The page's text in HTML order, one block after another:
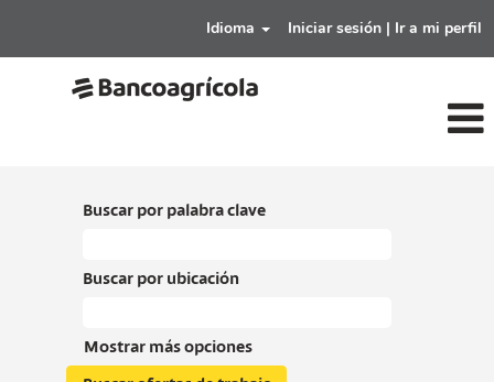
Idioma Iniciar sesión | Ir a mi perfil
Buscar por palabra clave
Buscar por ubicación
Mostrar más opciones